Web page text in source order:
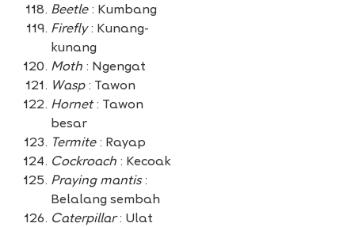
Beetle: Kumbang
Firefly: Kunang-
kunang
Moth : Ngengat
Wasp: Tawon
Hornet: Tawon
besar
Termite: Rayap
Cockroach : Kecoak
Praying mantis:
Belalang sembah
Caterpillar: Ulat